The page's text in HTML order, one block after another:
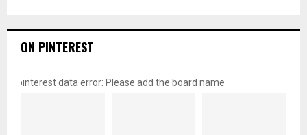
ON PINTEREST
pinterest data error: Please add the board name